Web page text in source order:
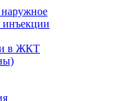
в ЖКТ